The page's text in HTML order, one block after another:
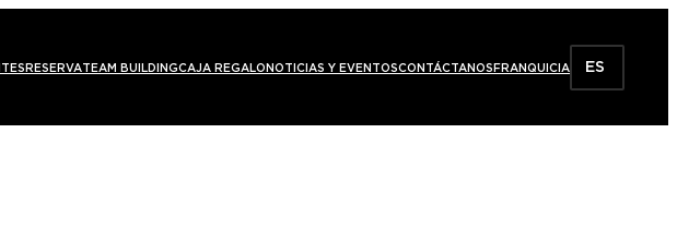
RESERVATEAM BUILDINGCAJA REGALO NOTICIAS Y EVENTOSCONTÁCTANOS FRANQUICIA ES